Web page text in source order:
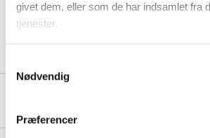
givet dem, eller som de har indsamlet fra
tjenester.
Nødvendig
Præferencer